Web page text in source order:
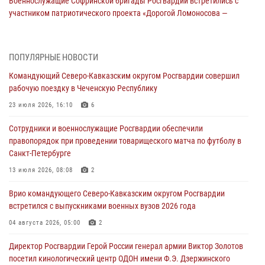
участником патриотического проекта «Дорогой Ломоносова —
настольному теннису ко Дню физкультурника
08 августа 2026, 07:00
ограниченными возможностями здоровья (видео)
08 августа 2026, 06:32 1
Спецназ Росгвардии в Марий Эл почтил память товарища на
08 августа 2026, 06:15 9
День физкультурника в Уральском округе Росгвардии отметили
08 августа 2026, 06:03
ПОПУЛЯРНЫЕ НОВОСТИ
Командующий Северо-Кавказским округом Росгвардии совершил
рабочую поездку в Чеченскую Республику
23 июля 2026, 16:10 6
Сотрудники и военнослужащие Росгвардии обеспечили
правопорядок при проведении товарищеского матча по футболу в
Санкт-Петербурге
13 июля 2026, 08:08 2
Врио командующего Северо-Кавказским округом Росгвардии
встретился с выпускниками военных вузов 2026 года
04 августа 2026, 05:00 2
Директор Росгвардии Герой России генерал армии Виктор Золотов
посетил кинологический центр ОДОН имени Ф.Э. Дзержинского